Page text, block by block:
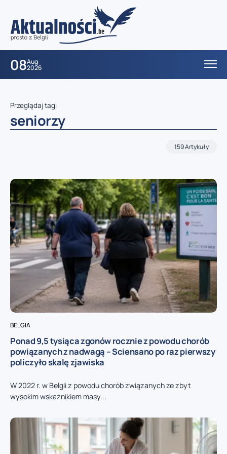
08Aug
2026
Przeglądaj tagi
seniorzy
159 Artykuły
BELGIA
Ponad 9,5 tysiąca zgonów rocznie z powodu chorób
powiązanych z nadwagą – Sciensano po raz pierwszy
policzyło skalę zjawiska
W 2022 r. w Belgii z powodu chorób związanych ze zbyt
wysokim wskaźnikiem masy...